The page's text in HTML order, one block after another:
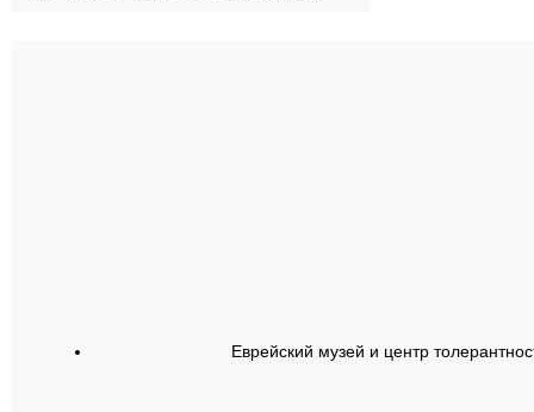
Еврейский музей и центр